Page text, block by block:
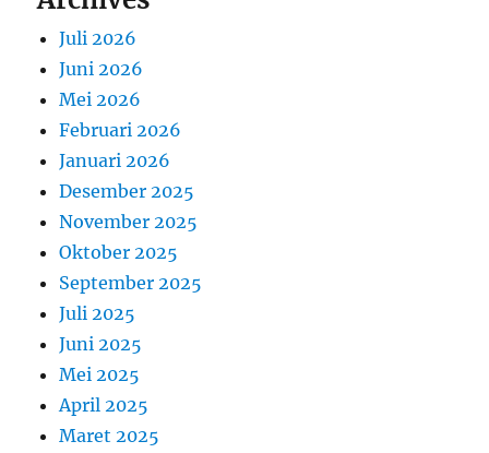
Juli 2026
Juni 2026
Mei 2026
Februari 2026
Januari 2026
Desember 2025
November 2025
Oktober 2025
September 2025
Juli 2025
Juni 2025
Mei 2025
April 2025
Maret 2025